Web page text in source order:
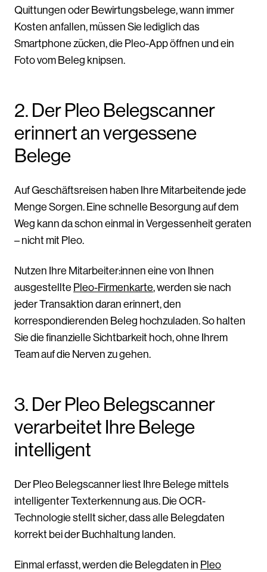
Quittungen oder Bewirtungsbelege, wann immer
Kosten anfallen, müssen Sie lediglich das
Smartphone zücken, die Pleo-App öffnen und ein
Foto vom Beleg knipsen.
2. Der Pleo Belegscanner
erinnert an vergessene
Belege
Auf Geschäftsreisen haben Ihre Mitarbeitende jede
Menge Sorgen. Eine schnelle Besorgung auf dem
Weg kann da schon einmal in Vergessenheit geraten
– nicht mit Pleo.
Nutzen Ihre Mitarbeiter:innen eine von Ihnen
ausgestellte Pleo-Firmenkarte, werden sie nach
jeder Transaktion daran erinnert, den
korrespondierenden Beleg hochzuladen. So halten
Sie die finanzielle Sichtbarkeit hoch, ohne Ihrem
Team auf die Nerven zu gehen.
3. Der Pleo Belegscanner
verarbeitet Ihre Belege
intelligent
Der Pleo Belegscanner liest Ihre Belege mittels
intelligenter Texterkennung aus. Die OCR-
Technologie stellt sicher, dass alle Belegdaten
korrekt bei der Buchhaltung landen.
Einmal erfasst, werden die Belegdaten in Pleo